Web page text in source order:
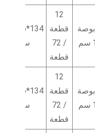
44.4 بوصة
12
قطعة
/ 72
قطعة
سم
44.4 بوصة
12
قطعة
/ 72
قطعة
سم